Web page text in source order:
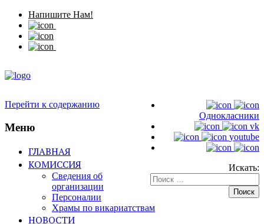
Напишите Нам!
Однокласники
vk
youtube
Искать:
Перейти к содержанию
Меню
ГЛАВНАЯ
КОМИССИЯ
Сведения об
организации
Персоналии
Храмы по викариатствам
НОВОСТИ